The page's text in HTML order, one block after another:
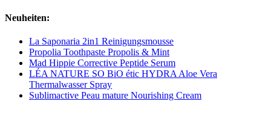
Neuheiten:
La Saponaria 2in1 Reinigungsmousse
Propolia Toothpaste Propolis & Mint
Mad Hippie Corrective Peptide Serum
LÉA NATURE SO BiO étic HYDRA Aloe Vera
Thermalwasser Spray
Sublimactive Peau mature Nourishing Cream